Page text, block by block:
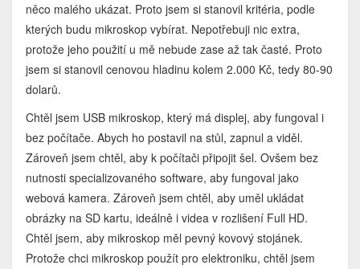
něco malého ukázat. Proto jsem si stanovil kritéria, podle
kterých budu mikroskop vybírat. Nepotřebuji nic extra,
protože jeho použití u mě nebude zase až tak časté. Proto
jsem si stanovil cenovou hladinu kolem 2.000 Kč, tedy 80-90
dolarů.
Chtěl jsem USB mikroskop, který má displej, aby fungoval i
bez počítače. Abych ho postavil na stůl, zapnul a viděl.
Zároveň jsem chtěl, aby k počítači připojit šel. Ovšem bez
nutnosti specializovaného software, aby fungoval jako
webová kamera. Zároveň jsem chtěl, aby uměl ukládat
obrázky na SD kartu, ideálně i videa v rozlišení Full HD.
Chtěl jsem, aby mikroskop měl pevný kovový stojánek.
Protože chci mikroskop použít pro elektroniku, chtěl jsem